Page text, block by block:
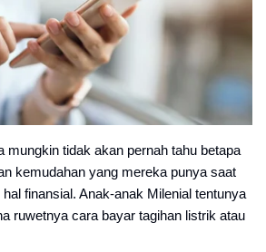
mungkin tidak akan pernah tahu betapa
kemudahan yang mereka punya saat
finansial. Anak-anak Milenial tentunya
ruwetnya cara bayar tagihan listrik atau